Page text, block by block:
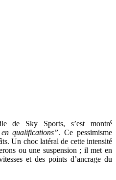
de Sky Sports, s’est montré
qualifications”. Ce pessimisme
Un choc latéral de cette intensité
ou une suspension ; il met en
et des points d’ancrage du